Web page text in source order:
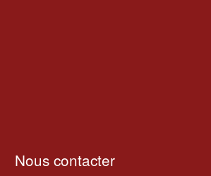
Nous contacter